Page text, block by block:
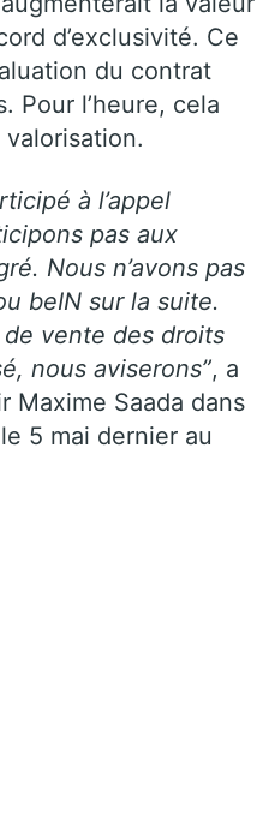
d’exclusivité. Ce
du contrat
Pour l’heure, cela
à l’appel
pas aux
Nous n’avons pas
beIN sur la suite.
vente des droits
nous aviserons”, a
Maxime Saada dans
5 mai dernier au